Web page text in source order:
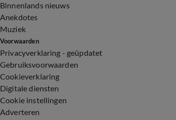
Binnenlands nieuws
Anekdotes
Muziek
Voorwaarden
Privacyverklaring - geüpdatet
Gebruiksvoorwaarden
Cookieverklaring
Digitale diensten
Cookie instellingen
Adverteren